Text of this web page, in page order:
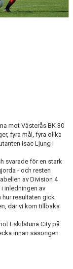
mot Västerås BK 30
fyra mål, fyra olika
Isac Ljung i
svarade för en stark
- och resten
av Division 4
inledningen av
hur resultaten gick
där vi kom tillbaka
Eskilstuna City på
innan säsongen